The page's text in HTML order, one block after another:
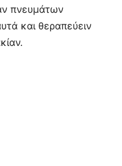
πνευμάτων
και θεραπεύειν